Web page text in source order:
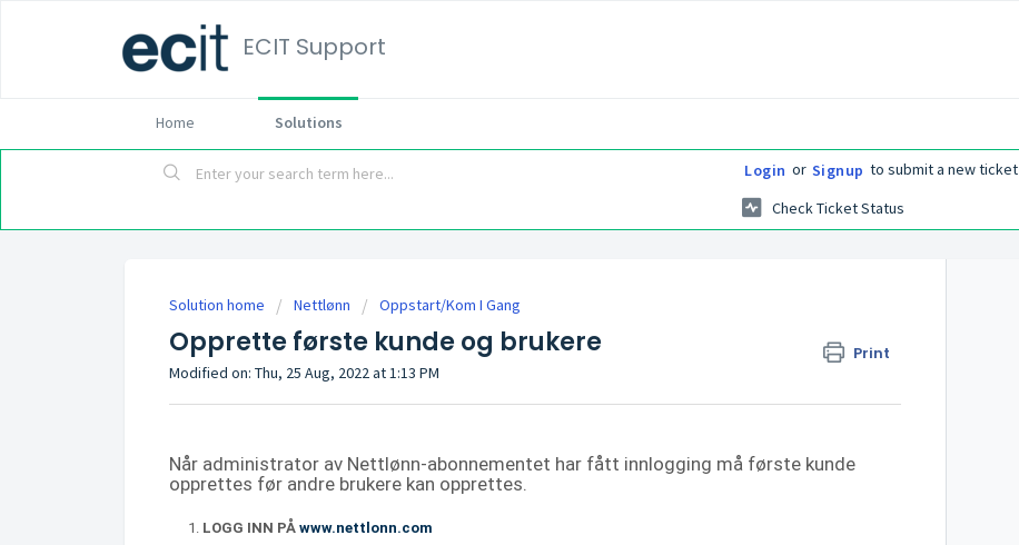
ECIT Support
Home Solutions
Login or Signup to submit a new ticket
Check Ticket Status
Solution home Nettlønn Oppstart/Kom I Gang
Opprette første kunde og brukere Print
Modified on: Thu, 25 Aug, 2022 at 1:13 PM
Når administrator av Nettlønn-abonnementet har fått innlogging må første kunde
opprettes før andre brukere kan opprettes.
LOGG INN PÅ www.nettlonn.com